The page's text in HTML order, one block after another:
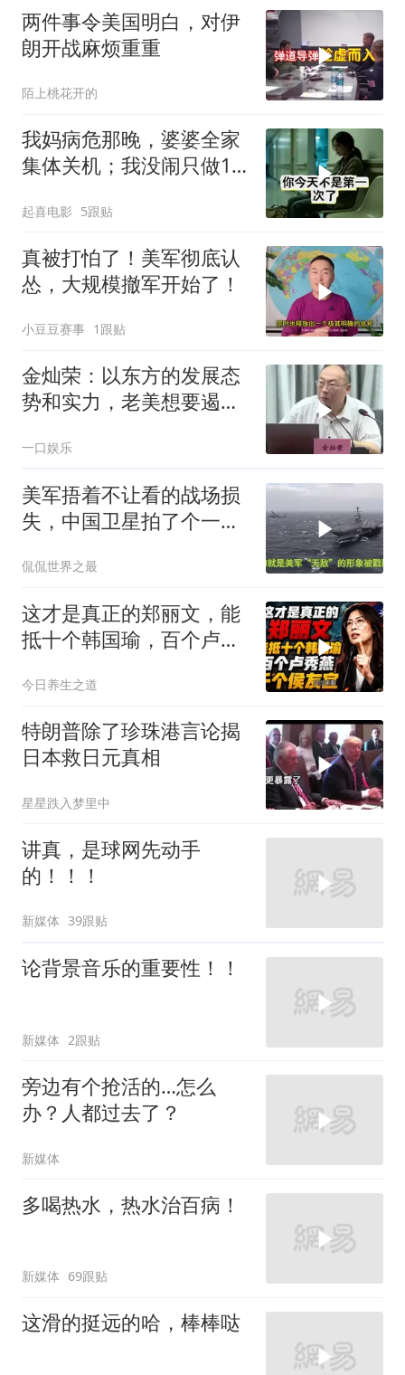
两件事令美国明白，对伊
朗开战麻烦重重
陌上桃花开的
我妈病危那晚，婆婆全家
集体关机；我没闹只做1
你是不是疯了？
起喜电影 5跟贴
真被打怕了！美军彻底认
怂，大规模撤军开始了！
小豆豆赛事 1跟贴
金灿荣：以东方的发展态
势和实力，老美想要遏制
一口娱乐
美军捂着不让看的战场损
失，中国卫星拍了个一清
侃侃世界之最
这才是真正的郑丽文，能
抵十个韩国瑜，百个卢秀
今日养生之道
特朗普除了珍珠港言论揭
日本救日元真相
星星跌入梦里中
讲真，是球网先动手
的！！！
新媒体 39跟贴
论背景音乐的重要性！！
新媒体 2跟贴
旁边有个抢活的…怎么
办？人都过去了？
新媒体
多喝热水，热水治百病！
新媒体 69跟贴
这滑的挺远的哈，棒棒哒